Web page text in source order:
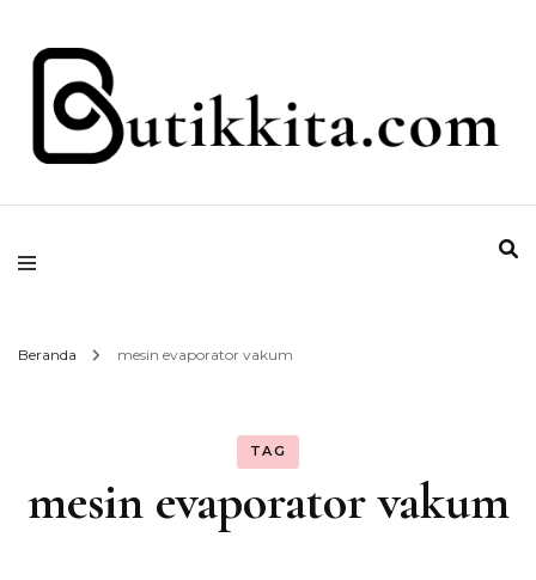
butikkita.com
Beranda mesin evaporator vakum
TAG
mesin evaporator vakum